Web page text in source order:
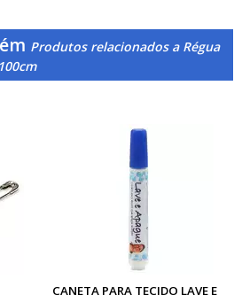
Produtos relacionados a Régua
CANETA PARA TECIDO LAVE E